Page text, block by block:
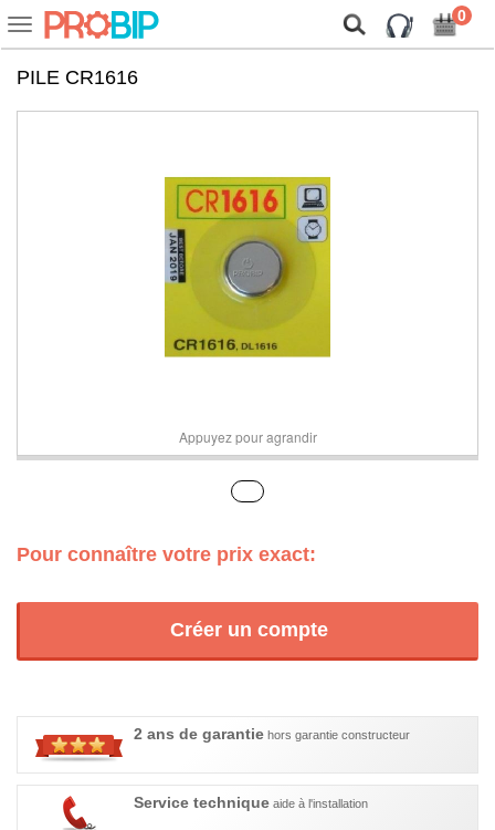
Voir
ou
cacher
navigation
0
PILE CR1616
Appuyez pour agrandir
Pour connaître votre prix exact:
Créer un compte
2 ans de garantie hors garantie constructeur
Service technique aide à l'installation
On vous présente nos cookies !